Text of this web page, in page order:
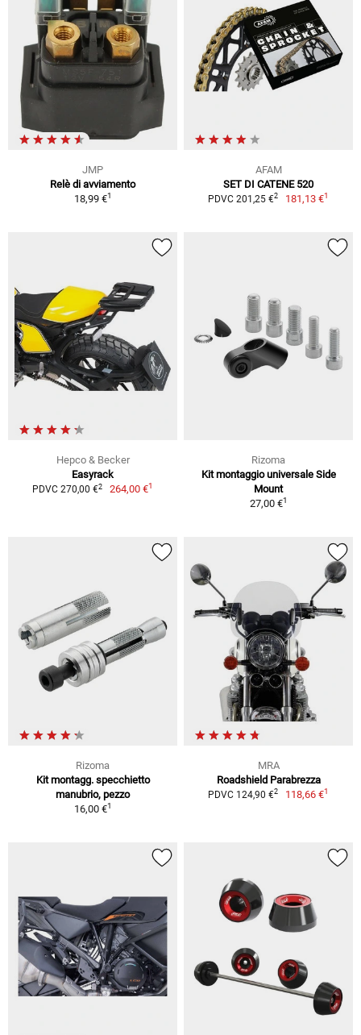
JMP
Relè di avviamento
18,99 €1
AFAM
SET DI CATENE 520
PDVC 201,25 €2 181,13 €1
Hepco & Becker
Easyrack
PDVC 270,00 €2 264,00 €1
Rizoma
Kit montaggio universale Side
Mount
27,00 €1
Rizoma
Kit montagg. specchietto
manubrio, pezzo
16,00 €1
MRA
Roadshield Parabrezza
PDVC 124,90 €2 118,66 €1